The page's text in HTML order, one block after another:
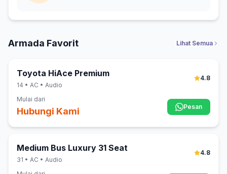
Armada Favorit Lihat Semua
Toyota HiAce Premium
14 • AC • Audio
4.8
Mulai dari
Hubungi Kami Pesan
Medium Bus Luxury 31 Seat
31 • AC • Audio
4.8